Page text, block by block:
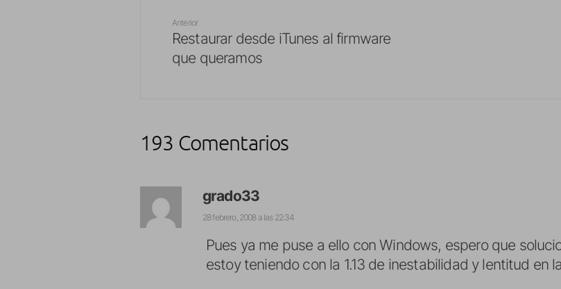
Anterior
Restaurar desde iTunes al firmware
que queramos
193 Comentarios
grado33
28 febrero, 2008 a las 22:34
Pues ya me puse a ello con Windows, espero que
estoy teniendo con la 1.13 de inestabilidad y lentitud en